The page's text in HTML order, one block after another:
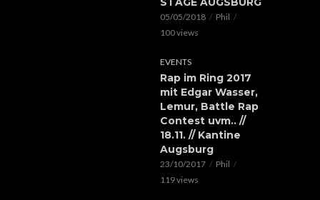
05/05/2018
Phil
100 views
EVENTS
Rap im Ring 2017
mit Edgar Wasser,
Lemur, Battle Rap
Contest uvm.. //
18.11. // Kantine
Augsburg
23/10/2017
Phil
119 views